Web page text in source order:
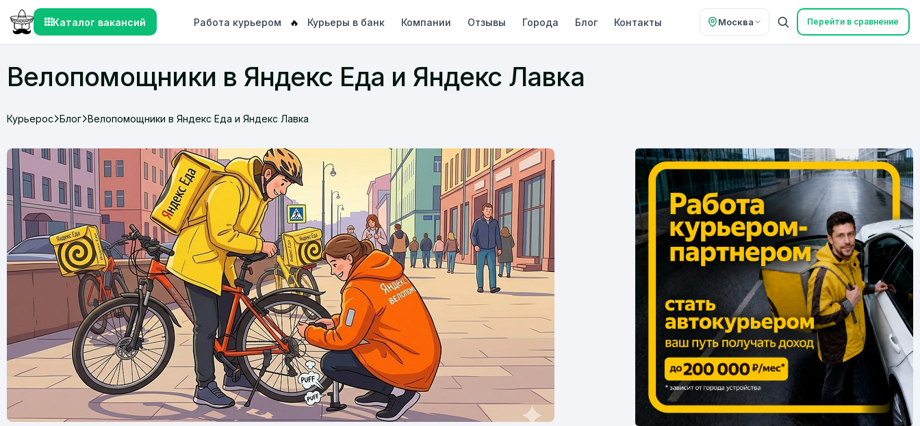
Каталог вакансий Работа курьером 🔥 Курьеры в банк Компании Отзывы Города Блог Контакты Москва Перейти в сравнение
Велопомощники в Яндекс Еда и Яндекс Лавка
Курьерос Блог Велопомощники в Яндекс Еда и Яндекс Лавка